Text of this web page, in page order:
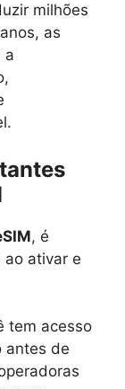
milhões
as
a
, é
ativar e
tem acesso
antes de